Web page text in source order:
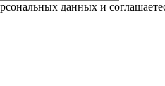
данных и